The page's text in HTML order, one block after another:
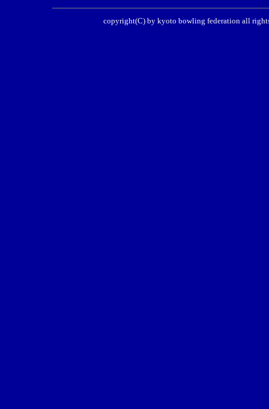
copyright(C) by kyoto bowling federation all